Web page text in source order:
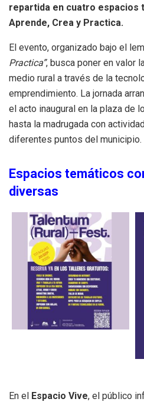
repartida en cuatro espacios
Aprende, Crea y Practica.
El evento, organizado bajo el
Practica”, busca poner en valor
medio rural a través de la
emprendimiento. La jornada
el acto inaugural en la plaza de
hasta la madrugada con
diferentes puntos del municipio.
Espacios temáticos
diversas
En el Espacio Vive, el público